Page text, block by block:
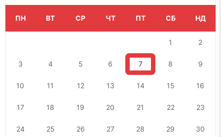
ПН ВТ СР ЧТ ПТ СБ НД
1 2
3 4 5 6 7 8 9
10 11 12 13 14 15 16
17 18 19 20 21 22 23
24 25 26 27 28 29 30